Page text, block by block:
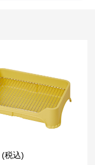
(税込)